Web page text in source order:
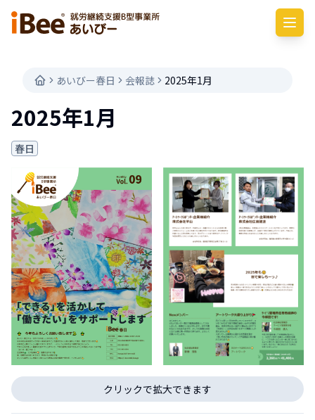
あいびー春日 会報誌 2025年1月
2025年1月
春日
クリックで拡大できます